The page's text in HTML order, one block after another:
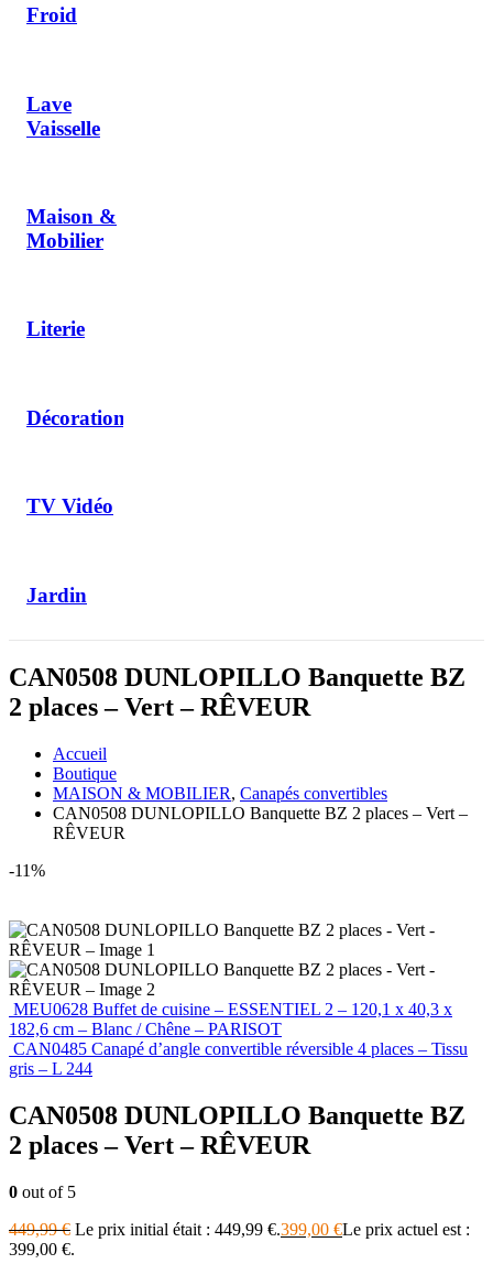
Froid
Lave
Vaisselle
Maison &
Mobilier
Literie
Décoration
TV Vidéo
Jardin
CAN0508 DUNLOPILLO Banquette BZ
2 places – Vert – RÊVEUR
Accueil
Boutique
MAISON & MOBILIER, Canapés convertibles
CAN0508 DUNLOPILLO Banquette BZ 2 places – Vert –
RÊVEUR
-11%
MEU0628 Buffet de cuisine – ESSENTIEL 2 – 120,1 x 40,3 x
182,6 cm – Blanc / Chêne – PARISOT
CAN0485 Canapé d’angle convertible réversible 4 places – Tissu
gris – L 244
CAN0508 DUNLOPILLO Banquette BZ
2 places – Vert – RÊVEUR
0 out of 5
449,99€ Le prix initial était : 449,99 €.399,00 €Le prix actuel est :
399,00 €.